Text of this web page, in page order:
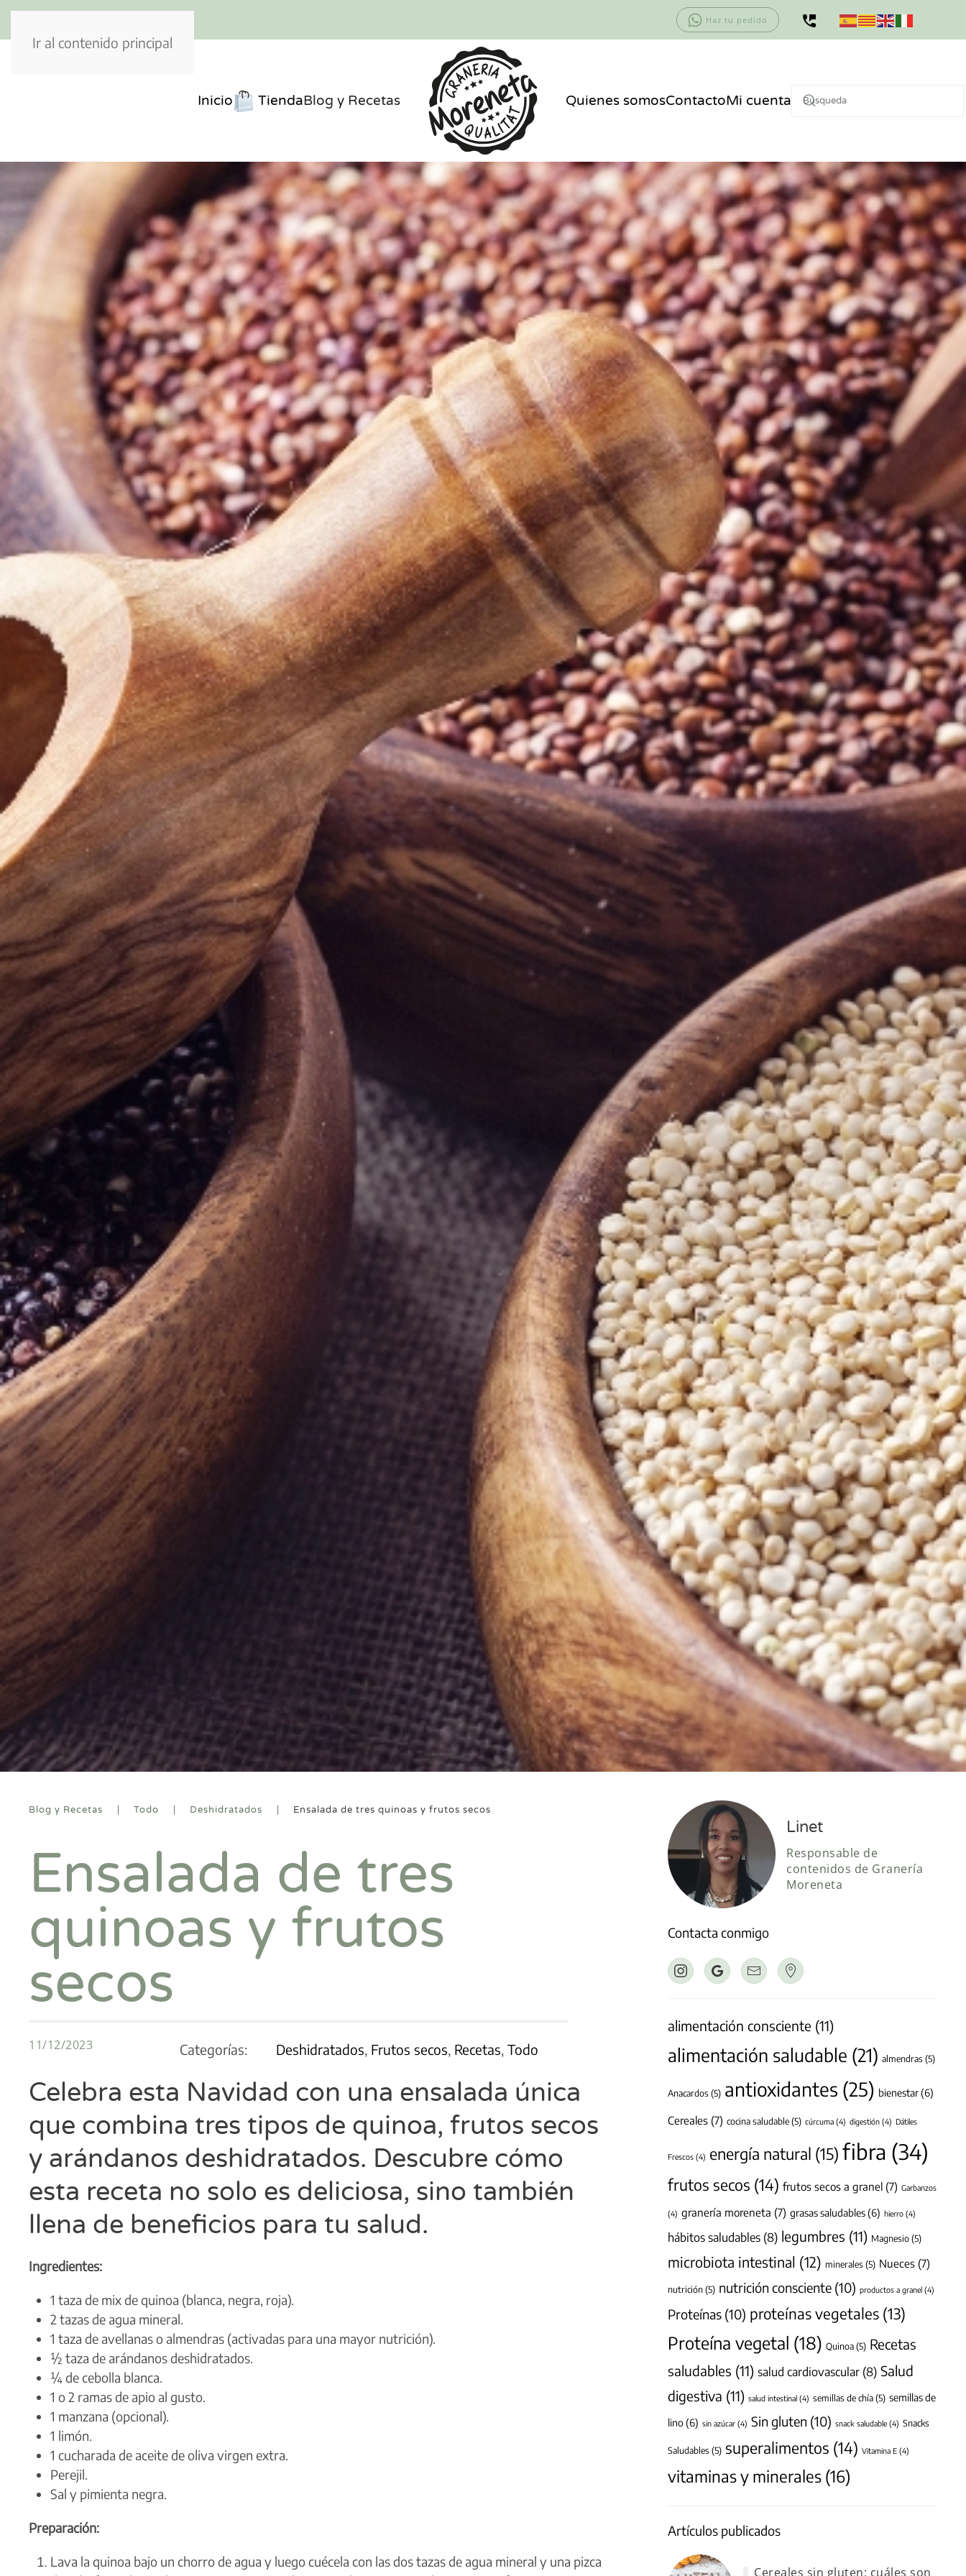
Ir al contenido principal
Haz tu pedido
Inicio TiendaBlog y Recetas Quienes somosContactoMi cuenta
Blog y Recetas Todo Deshidratados Ensalada de tres quinoas y frutos secos
Ensalada de tres
quinoas y frutos
secos
11/12/2023 Categorías: Deshidratados, Frutos secos, Recetas, Todo
Celebra esta Navidad con una ensalada única
que combina tres tipos de quinoa, frutos secos
y arándanos deshidratados. Descubre cómo
esta receta no solo es deliciosa, sino también
llena de beneficios para tu salud.
Ingredientes:
1 taza de mix de quinoa (blanca, negra, roja).
2 tazas de agua mineral.
1 taza de avellanas o almendras (activadas para una mayor nutrición).
½ taza de arándanos deshidratados.
¼ de cebolla blanca.
1 o 2 ramas de apio al gusto.
1 manzana (opcional).
1 limón.
1 cucharada de aceite de oliva virgen extra.
Perejil.
Sal y pimienta negra.
Preparación:
Lava la quinoa bajo un chorro de agua y luego cuécela con las dos tazas de agua mineral y una pizca
Linet
Responsable de
contenidos de Granería
Moreneta
Contacta conmigo
alimentación consciente (11)
alimentación saludable (21) almendras(5)
Anacardos(5) antioxidantes (25) bienestar(6)
Cereales (7) cocina saludable(5) cúrcuma (4) digestión (4) Dátiles
Frescos (4) energía natural (15) fibra (34)
frutos secos (14) frutos secos a granel (7) Garbanzos
(4) granería moreneta (7) grasas saludables(6) hierro (4)
hábitos saludables (8) legumbres (11) Magnesio(5)
microbiota intestinal (12) minerales(5) Nueces (7)
nutrición(5) nutrición consciente (10) productos a granel (4)
Proteínas (10) proteínas vegetales (13)
Proteína vegetal (18) Quinoa(5) Recetas
saludables (11) salud cardiovascular (8) Salud
digestiva (11) salud intestinal (4) semillas de chía(5) semillas de
lino(6) sin azúcar (4) Sin gluten (10) snack saludable (4) Snacks
Saludables(5) superalimentos (14) Vitamina E (4)
vitaminas y minerales (16)
Artículos publicados
Cereales sin gluten: cuáles son